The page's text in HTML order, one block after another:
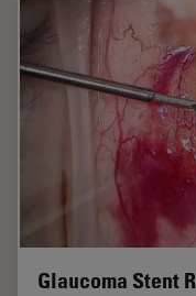
Glaucoma Stent